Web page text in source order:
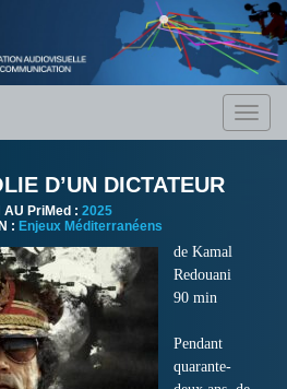
D’UN DICTATEUR
AU PriMed : 2025
: Enjeux Méditerranéens
de Kamal
Redouani
90 min
Pendant
quarante-